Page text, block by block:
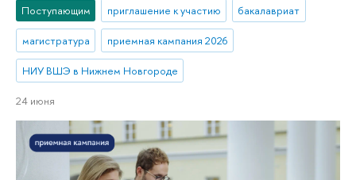
Поступающим приглашение к участию бакалавриат
магистратура приемная кампания 2026
НИУ ВШЭ в Нижнем Новгороде
24 июня